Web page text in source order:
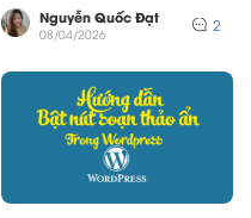
web trên toàn...
Nguyễn Quốc Đạt
08/04/2026 2